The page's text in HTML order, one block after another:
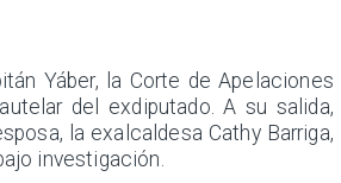
Yáber, la Corte de Apelaciones
del exdiputado. A su salida,
la exalcaldesa Cathy Barriga,
investigación.